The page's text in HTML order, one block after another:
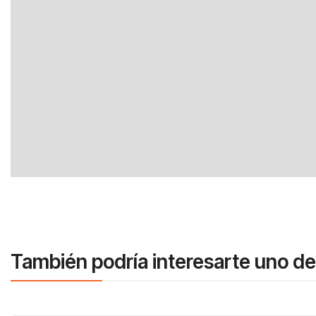
También podría interesarte uno